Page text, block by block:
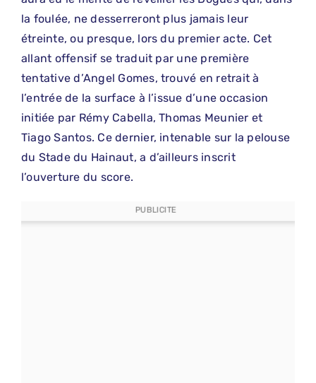
la foulée, ne desserreront plus jamais leur
étreinte, ou presque, lors du premier acte. Cet
allant offensif se traduit par une première
tentative d’Angel Gomes, trouvé en retrait à
l’entrée de la surface à l’issue d’une occasion
initiée par Rémy Cabella, Thomas Meunier et
Tiago Santos. Ce dernier, intenable sur la pelouse
du Stade du Hainaut, a d’ailleurs inscrit
l’ouverture du score.
PUBLICITE